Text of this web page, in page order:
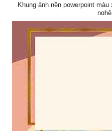
Khung ảnh nền powerpoint